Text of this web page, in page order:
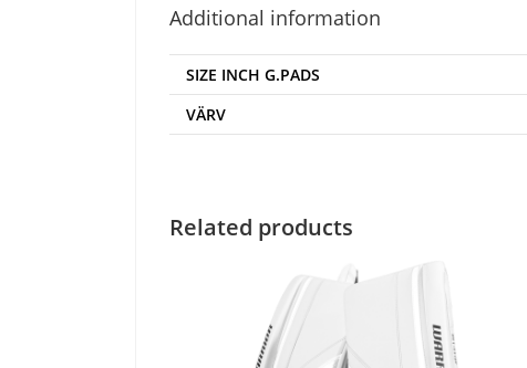
Additional information
SIZE INCH G.PADS
VÄRV
Related products